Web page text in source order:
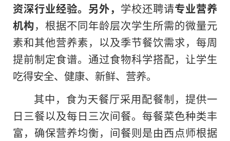
资深行业经验。另外， 学校还聘请专业营养
机构，根据不同年龄层次学生所需的微量元
素和其他营养素，以及季节餐饮需求，每周
提前制定食谱。通过食物科学搭配，让学生
吃得安全、健康、新鲜、营养。
其中，食为天餐厅采用配餐制，提供一
日三餐以及每日三次间餐。每餐菜色种类丰
富，确保营养均衡，间餐则是由西点师根据